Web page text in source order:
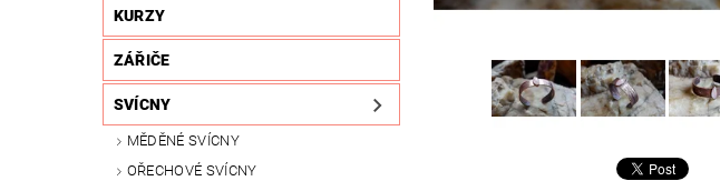
KURZY
ZÁŘIČE
SVÍCNY
MĚDĚNÉ SVÍCNY
OŘECHOVÉ SVÍCNY